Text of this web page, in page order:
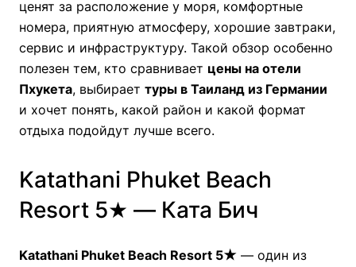
ценят за расположение у моря, комфортные
номера, приятную атмосферу, хорошие завтраки,
сервис и инфраструктуру. Такой обзор особенно
полезен тем, кто сравнивает цены на отели
Пхукета, выбирает туры в Таиланд из Германии
и хочет понять, какой район и какой формат
отдыха подойдут лучше всего.
Katathani Phuket Beach
Resort 5★ — Ката Бич
Katathani Phuket Beach Resort 5★ — один из